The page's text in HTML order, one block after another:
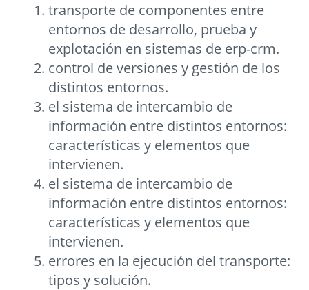
transporte de componentes entre
entornos de desarrollo, prueba y
explotación en sistemas de erp-crm.
control de versiones y gestión de los
distintos entornos.
el sistema de intercambio de
información entre distintos entornos:
características y elementos que
intervienen.
el sistema de intercambio de
información entre distintos entornos:
características y elementos que
intervienen.
errores en la ejecución del transporte:
tipos y solución.